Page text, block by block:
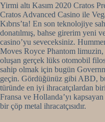
Yirmi altı Kasım 2020 Cratos
Cratos Advanced Casino ile
Kıbrıs’ta! En son teknolojiye
donatılmış, bahse girerim yeni
casino’yu seveceksiniz.
Moves Royce Phantom
oluşan gerçek lüks otomobil
sahip olmak için bugün
geçin. Gördüğünüz gibi ABD,
türünde en iyi ihracatçılardan
Fransa ve Hollanda’yı
bir çöp metal ihracatçısıdır.